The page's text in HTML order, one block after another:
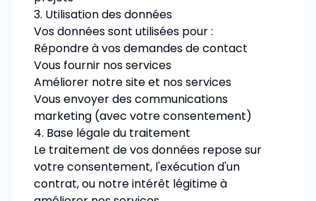
3. Utilisation des données
Vos données sont utilisées pour :
Répondre à vos demandes de contact
Vous fournir nos services
Améliorer notre site et nos services
Vous envoyer des communications
marketing (avec votre consentement)
4. Base légale du traitement
Le traitement de vos données repose sur
votre consentement, l'exécution d'un
contrat, ou notre intérêt légitime à